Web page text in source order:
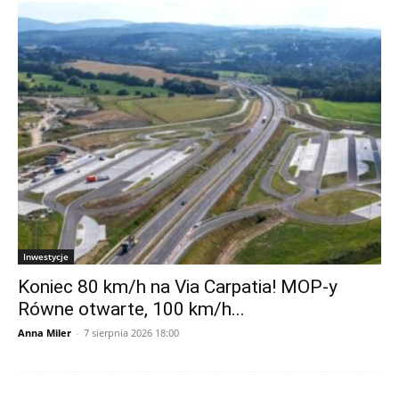
Inwestycje
Koniec 80 km/h na Via Carpatia! MOP-y
Równe otwarte, 100 km/h...
Anna Miler - 7 sierpnia 2026 18:00